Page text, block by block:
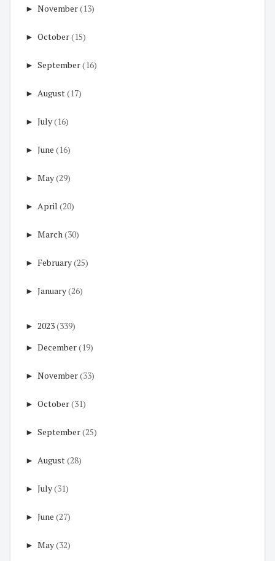
► November(13)
► October(15)
► September(16)
► August(17)
► July(16)
► June (16)
► May(29)
► April (20)
► March(30)
► February(25)
► January(26)
► 2023(339)
► December(19)
► November(33)
► October(31)
► September(25)
► August(28)
► July(31)
► June (27)
► May(32)